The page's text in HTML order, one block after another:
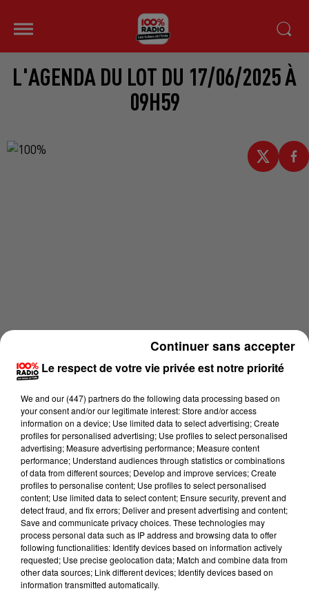
L'AGENDA DU LOT DU 17/06/2025 À
09H59
Lecture (1 min 24 sec)
100%
Le respect de votre vie privée est notre priorité
We and our (447) partnersdo the following data processing based on
your consent and/or our legitimate interest: Store and/or access
information on a device; Use limited data to select advertising; Create
profiles for personalised advertising; Use profiles to select personalised
advertising; Measure advertising performance; Measure content
performance; Understand audiences through statistics or combinations
of data from different sources; Develop and improve services; Create
profiles to personalise content; Use profiles to select personalised
content; Use limited data to select content; Ensure security, prevent and
detect fraud, and fix errors; Deliver and present advertising and content;
Save and communicate privacy choices. These technologies may
process personal data such as IP address and browsing data to offer
following functionalities: Identify devices based on information actively
requested; Use precise geolocation data; Match and combine data from
other data sources; Link different devices; Identify devices based on
information transmitted automatically.
Continuer sans accepter